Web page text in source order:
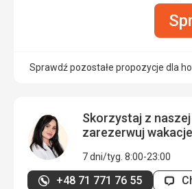
Sprawdź pozostałe propozycje dla
Skorzystaj z
zarezerwuj
7 dni/tyg. 8:00-23:00
+48 71 771 76 55